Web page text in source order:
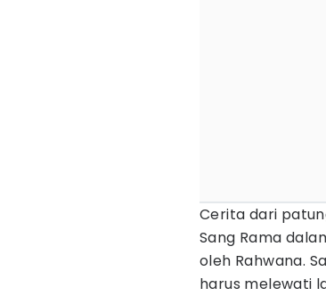
Cerita dari
Sang Rama
oleh Rahwana.
harus melewati